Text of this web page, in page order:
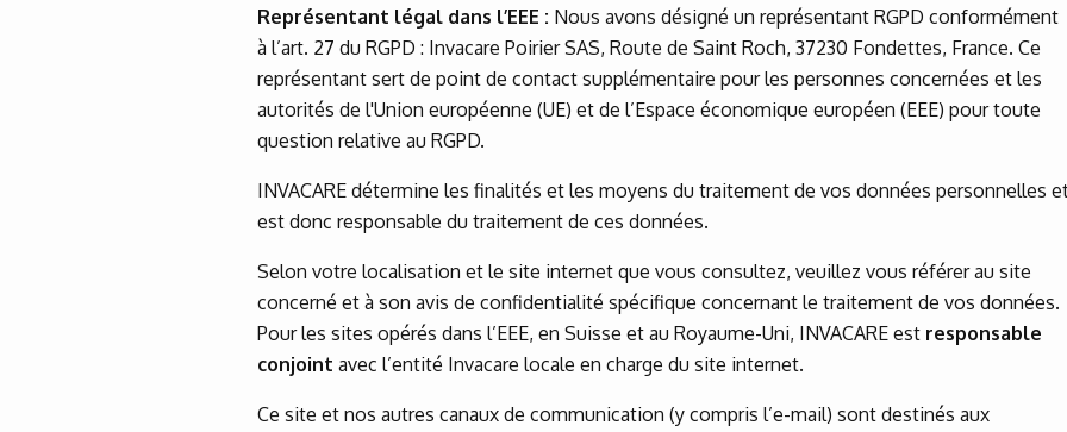
Représentant légal dans l’EEE : Nous avons désigné un représentant RGPD conformément
à l’art. 27 du RGPD : Invacare Poirier SAS, Route de Saint Roch, 37230 Fondettes, France. Ce
représentant sert de point de contact supplémentaire pour les personnes concernées et les
autorités de l'Union européenne (UE) et de l’Espace économique européen (EEE) pour toute
question relative au RGPD.
INVACARE détermine les finalités et les moyens du traitement de vos données personnelles
est donc responsable du traitement de ces données.
Selon votre localisation et le site internet que vous consultez, veuillez vous référer au site
concerné et à son avis de confidentialité spécifique concernant le traitement de vos données.
Pour les sites opérés dans l’EEE, en Suisse et au Royaume-Uni, INVACARE est responsable
conjoint avec l’entité Invacare locale en charge du site internet.
Ce site et nos autres canaux de communication (y compris l’e-mail) sont destinés aux